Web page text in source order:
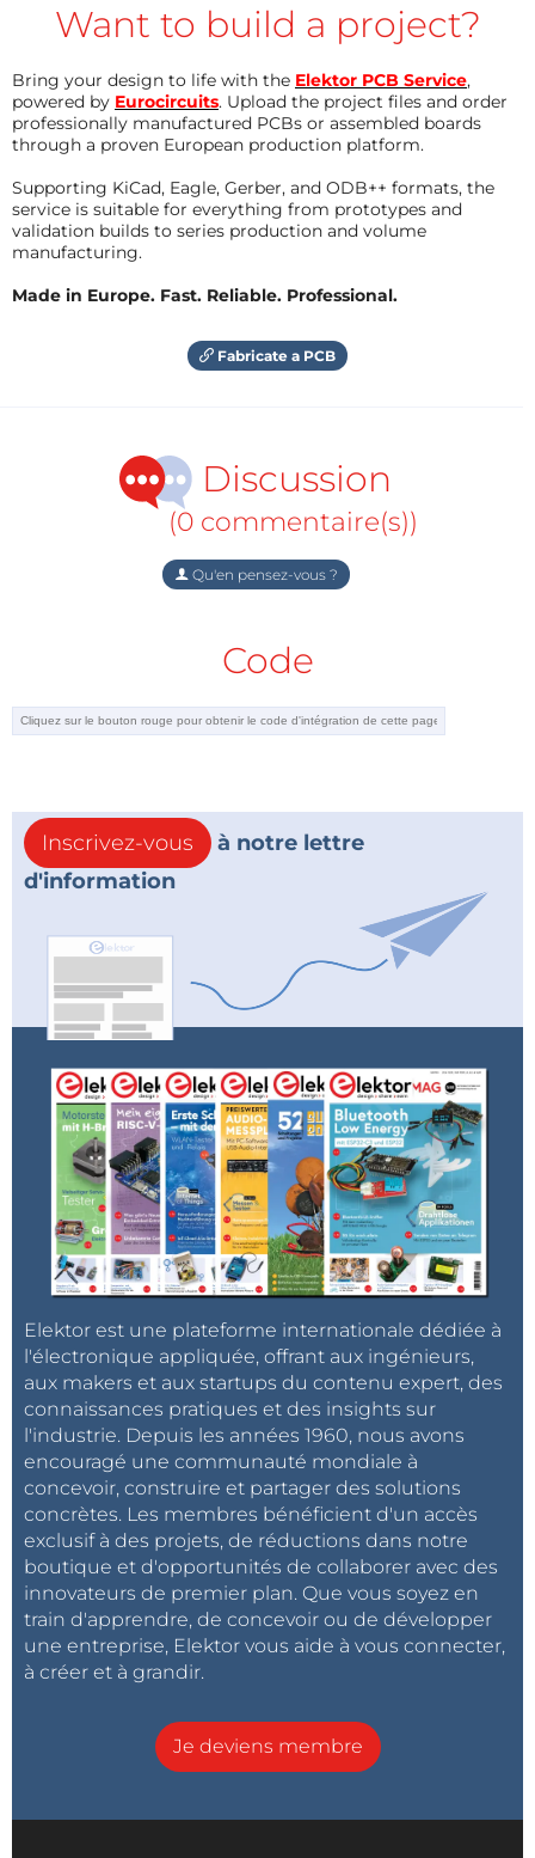
Want to build a project?
Bring your design to life with the Elektor PCB Service,
powered by Eurocircuits. Upload the project files and order
professionally manufactured PCBs or assembled boards
through a proven European production platform.
Supporting KiCad, Eagle, Gerber, and ODB++ formats, the
service is suitable for everything from prototypes and
validation builds to series production and volume
manufacturing.
Made in Europe. Fast. Reliable. Professional.
Fabricate a PCB
Discussion
(0 commentaire(s))
Qu'en pensez-vous ?
Code
Inscrivez-vous
à notre lettre
d'information
Elektor est une plateforme internationale dédiée à
l'électronique appliquée, offrant aux ingénieurs,
aux makers et aux startups du contenu expert, des
connaissances pratiques et des insights sur
l'industrie. Depuis les années 1960, nous avons
encouragé une communauté mondiale à
concevoir, construire et partager des solutions
concrètes. Les membres bénéficient d'un accès
exclusif à des projets, de réductions dans notre
boutique et d'opportunités de collaborer avec des
innovateurs de premier plan. Que vous soyez en
train d'apprendre, de concevoir ou de développer
une entreprise, Elektor vous aide à vous connecter,
à créer et à grandir.
Je deviens membre